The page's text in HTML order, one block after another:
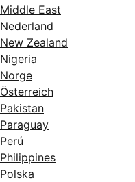
Middle East
Nederland
New Zealand
Nigeria
Norge
Österreich
Pakistan
Paraguay
Perú
Philippines
Polska